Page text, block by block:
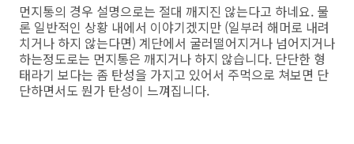
먼지통의 경우 설명으로는 절대 깨지진 않는다고 하네요. 물
론 일반적인 상황 내에서 이야기겠지만 (일부러 해머로 내려
치거나 하지 않는다면) 계단에서 굴러떨어지거나 넘어지거나
하는정도로는 먼지통은 깨지거나 하지 않습니다. 단단한 형
태라기 보다는 좀 탄성을 가지고 있어서 주먹으로 쳐보면 단
단하면서도 뭔가 탄성이 느껴집니다.